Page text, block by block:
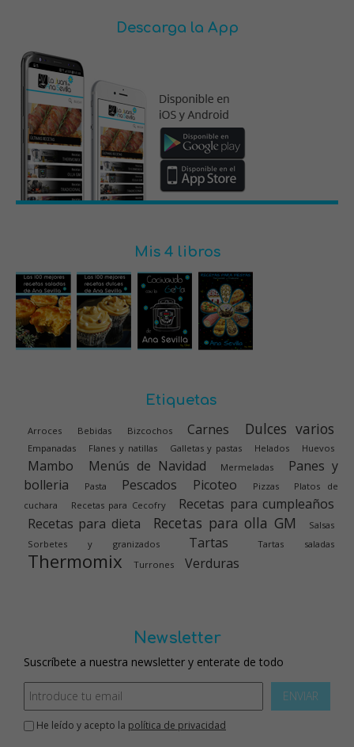
Descarga la App
Mis 4 libros
Etiquetas
Arroces Bebidas Bizcochos Carnes Dulces varios
Empanadas Flanes y natillas Galletas y pastas Helados Huevos
Mambo Menús de Navidad Mermeladas
Panes y
bolleria
Pasta Pescados Picoteo Pizzas
Platos de
cuchara
Recetas para Cecofry
Recetas para cumpleaños
Recetas para dieta
Recetas para olla GM
Salsas
Sorbetes y granizados
Tartas Tartas saladas
Thermomix Turrones Verduras
Newsletter
Suscríbete a nuestra newsletter y enterate de todo
ENVIAR
He leído y acepto la política de privacidad